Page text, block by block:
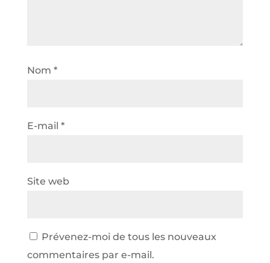
Nom *
E-mail *
Site web
Prévenez-moi de tous les nouveaux
commentaires par e-mail.